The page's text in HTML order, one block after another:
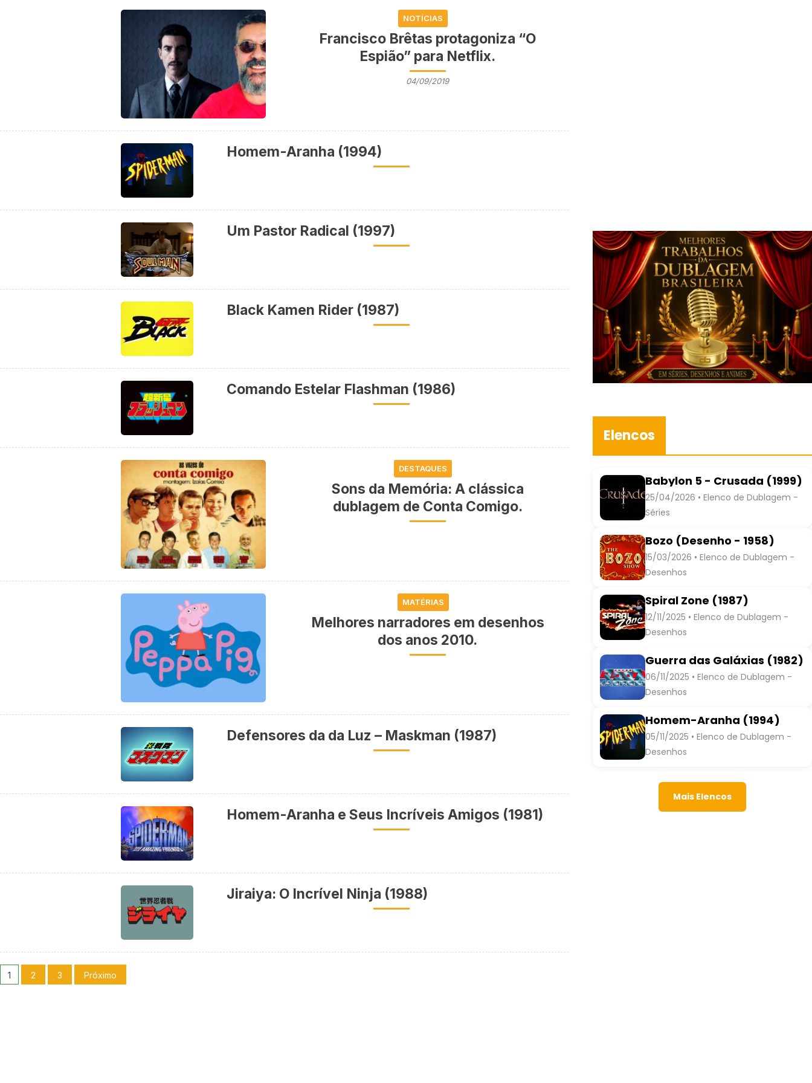
NOTÍCIAS
Francisco Brêtas protagoniza “O
Espião” para Netflix.
04/09/2019
Homem-Aranha (1994)
Um Pastor Radical (1997)
Black Kamen Rider (1987)
Comando Estelar Flashman (1986)
DESTAQUES
Sons da Memória: A clássica
dublagem de Conta Comigo.
MATÉRIAS
Melhores narradores em desenhos
dos anos 2010.
Defensores da da Luz – Maskman (1987)
Homem-Aranha e Seus Incríveis Amigos (1981)
Jiraiya: O Incrível Ninja (1988)
1 2 3 Próximo
Elencos
Babylon 5 - Crusada (1999)
25/04/2026 • Elenco de Dublagem -
Séries
Bozo (Desenho - 1958)
15/03/2026 • Elenco de Dublagem -
Desenhos
Spiral Zone (1987)
12/11/2025 • Elenco de Dublagem -
Desenhos
Guerra das Galáxias (1982)
06/11/2025 • Elenco de Dublagem -
Desenhos
Homem-Aranha (1994)
05/11/2025 • Elenco de Dublagem -
Desenhos
Mais Elencos